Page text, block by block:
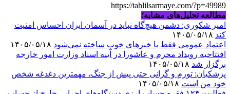
https://tahlilsarmaye.com/?p=49989
مطالعه تحلیل‌های مشابه؛
امیر شکوری: دشمن هیچ‌گاه نباید در آسمان ایران احساس امنیت
کند
اعتماد عمومی فقط با خبرهای خوب ساخته نمی‌شود
افتتاحیه رویداد محرم و عاشورا در آینه اسناد وزارت امور خارجه
برگزار شد
پزشکیان: تورم و گرانی حتی پیش از جنگ، مهمترین دغدغه شخص
خود من است